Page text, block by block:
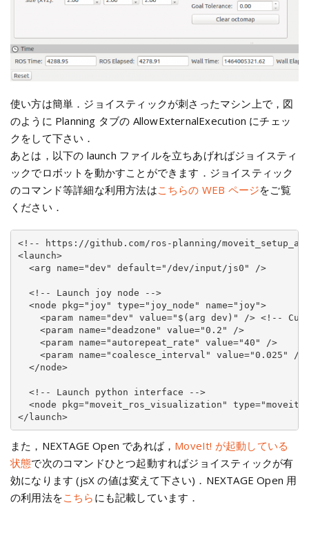
使い方は簡単．ジョイスティックが刺さったマシン上で，図
のように Planning タブの AllowExternalExecution にチェッ
クをして下さい．
あとは，以下の launch ファイルを立ちあげればジョイスティ
ックでロボットを動かすことができます．ジョイスティック
のコマンド等詳細な利用方法はこちらの WEB ページをご覧
ください．
<!-- https://github.com/ros-planning/
<launch>
  <arg name="dev" default="/dev/input/js0" />
  <!-- Launch joy node -->
  <node pkg="joy" type="joy_node" name="joy">
<param name="dev" value="$(arg dev)" /> <!--
    <param name="deadzone" value="0.2" />
    <param name="autorepeat_rate" value="40" />
    <param name="coalesce_interval" value="0.025" />
  </node>
  <!-- Launch python interface -->
<node pkg="moveit_ros_visualization"
</launch>
また，NEXTAGE Open であれば， MoveIt! が起動している
状態で次のコマンドひとつ起動すればジョイスティックが有
効になります (jsX の値は変えて下さい)．NEXTAGE Open 用
の利用法をこちら にも記載しています．